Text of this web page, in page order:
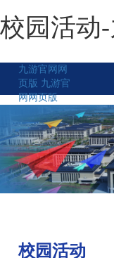
校园活动
九游官网网
页版 九游官
网网页版
校园活动